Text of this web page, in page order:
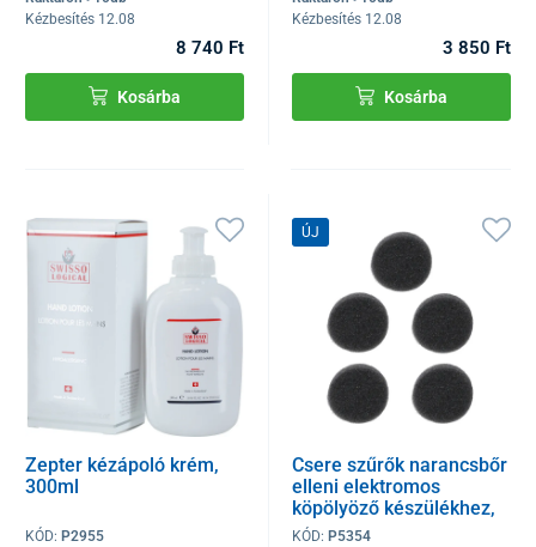
Kézbesítés 12.08
8 740 Ft
Kosárba
Kézbesítés 12.08
3 850 Ft
Kosárba
Zepter kézápoló krém,
300ml
KÓD: P2955
ÚJ
Csere szűrők narancsbőr
elleni elektromos
köpölyöző készülékhez,
5 db
KÓD: P5354